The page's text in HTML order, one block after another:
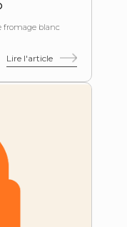
fromage blanc
Lire l'article